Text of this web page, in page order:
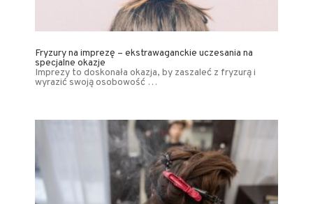
Fryzury na imprezę – ekstrawaganckie uczesania na
specjalne okazje
Imprezy to doskonała okazja, by zaszaleć z fryzurą i
wyrazić swoją osobowość …